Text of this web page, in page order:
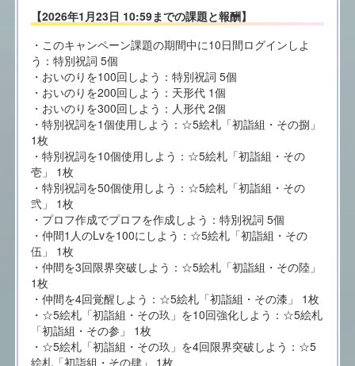
【2026年1月23日 10:59までの課題と報酬】
・このキャンペーン課題の期間中に10日間ログインしよ
う：特別祝詞 5個
・おいのりを100回しよう：特別祝詞 5個
・おいのりを200回しよう：天形代 1個
・おいのりを300回しよう：人形代 2個
・特別祝詞を1個使用しよう：☆5絵札「初詣組・その捌」
1枚
・特別祝詞を10個使用しよう：☆5絵札「初詣組・その
壱」 1枚
・特別祝詞を50個使用しよう：☆5絵札「初詣組・その
弐」 1枚
・プロフ作成でプロフを作成しよう：特別祝詞 5個
・仲間1人のLvを100にしよう：☆5絵札「初詣組・その
伍」 1枚
・仲間を3回限界突破しよう：☆5絵札「初詣組・その陸」
1枚
・仲間を4回覚醒しよう：☆5絵札「初詣組・その漆」 1枚
・☆5絵札「初詣組・その玖」を10回強化しよう：☆5絵札
「初詣組・その参」 1枚
・☆5絵札「初詣組・その玖」を4回限界突破しよう：☆5
絵札「初詣組・その肆」 1枚